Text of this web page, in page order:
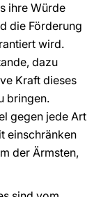
ihre Würde
die Förderung
wird.
dazu
Kraft dieses
bringen.
gegen jede Art
einschränken
der Ärmsten,